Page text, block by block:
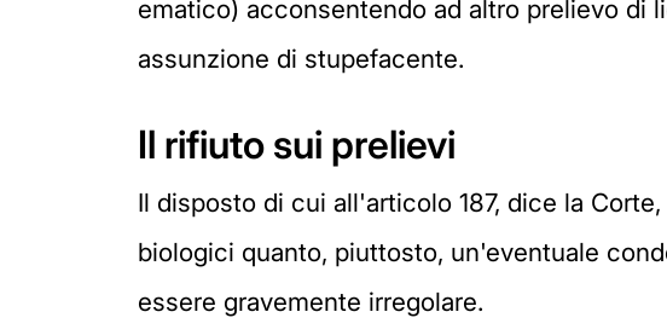
ematico) acconsentendo ad altro prelievo di
assunzione di stupefacente.
Il rifiuto sui prelievi
Il disposto di cui all'articolo 187, dice la
biologici quanto, piuttosto, un'eventuale
essere gravemente irregolare.